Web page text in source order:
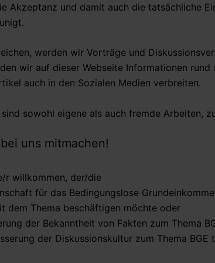
Akzeptanz und damit auch die tatsächliche
werden wir Vorträge und
wir auf dieser Webseite Informationen rund
auch in den Sozialen Medien verbreiten.
sowohl eigene als auch fremde Arbeiten,
uns mitmachen!
r willkommen, der/die
für das Bedingungslose
dem Thema beschäftigen möchte oder
der Bekanntheit von Fakten zum Thema
der Diskussionskultur zum Thema BGE